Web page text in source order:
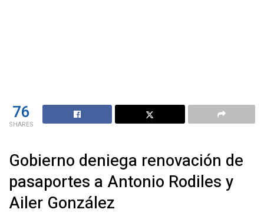
76
SHARES
Gobierno deniega renovación de
pasaportes a Antonio Rodiles y
Ailer González